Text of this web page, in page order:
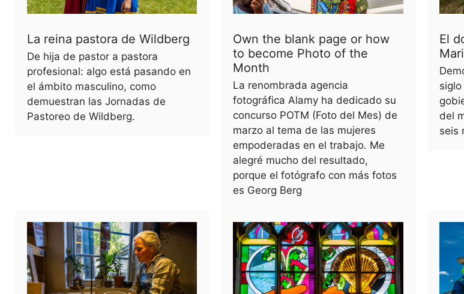
La reina pastora de Wildberg
De hija de pastor a pastora
profesional: algo está pasando en
el ámbito masculino, como
demuestran las Jornadas de
Pastoreo de Wildberg.
Own the blank page or how
to become Photo of the
Month
La renombrada agencia
fotográfica Alamy ha dedicado su
concurso POTM (Foto del Mes) de
marzo al tema de las mujeres
empoderadas en el trabajo. Me
alegré mucho del resultado,
porque el fotógrafo con más fotos
es Georg Berg
El
siglo
del
seis